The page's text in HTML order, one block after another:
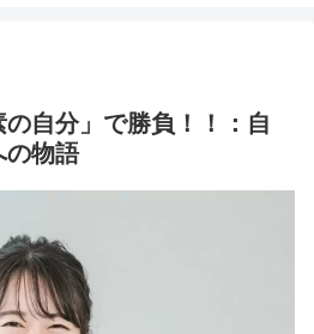
自分」で勝負！！：自
の物語